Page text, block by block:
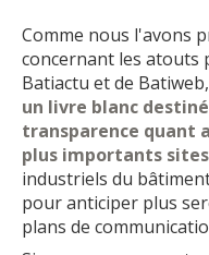
Comme nous l'avons
concernant les atouts
Batiactu et de
un livre blanc
transparence quant
plus importants sites
industriels du
pour anticiper plus
plans de